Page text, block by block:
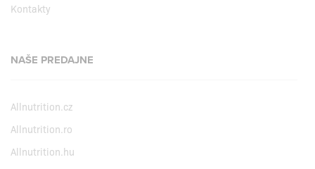
Kontakty
NAŠE PREDAJNE
Allnutrition.cz
Allnutrition.ro
Allnutrition.hu